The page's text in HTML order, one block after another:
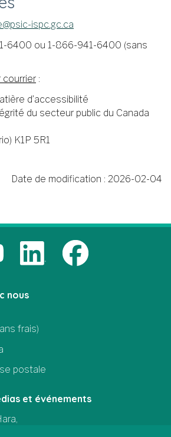
ispc.gc.ca
6400 ou 1-866-941-6400 (sans
courrier :
d’accessibilité
du secteur public du Canada
K1P 5R1
Date de modification : 2026-02-04
nous
frais)
postale
et événements